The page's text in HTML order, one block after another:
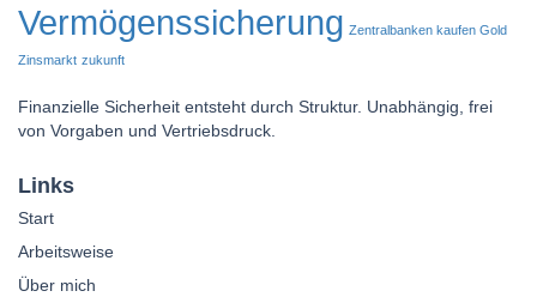
Vermögenssicherung Zentralbanken kaufen Gold
Zinsmarkt zukunft
Finanzielle Sicherheit entsteht durch Struktur. Unabhängig, frei
von Vorgaben und Vertriebsdruck.
Links
Start
Arbeitsweise
Über mich